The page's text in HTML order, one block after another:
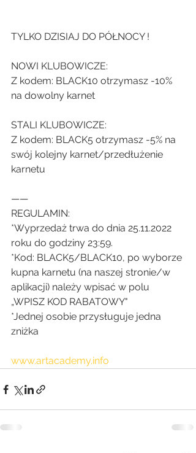
TYLKO DZISIAJ DO PÓŁNOCY !
NOWI KLUBOWICZE:
Z kodem: BLACK10 otrzymasz -10%
na dowolny karnet
STALI KLUBOWICZE:
Z kodem: BLACK5 otrzymasz -5% na
swój kolejny karnet/przedłużenie
karnetu
——
REGULAMIN:
*Wyprzedaż trwa do dnia 25.11.2022
roku do godziny 23:59.
*Kod: BLACK5/BLACK10, po wyborze
kupna karnetu (na naszej stronie/w
aplikacji) należy wpisać w polu
„WPISZ KOD RABATOWY"
*Jednej osobie przysługuje jedna
zniżka
www.artacademy.info